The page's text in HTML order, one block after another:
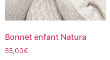
Bonnet enfant Natura
55,00€